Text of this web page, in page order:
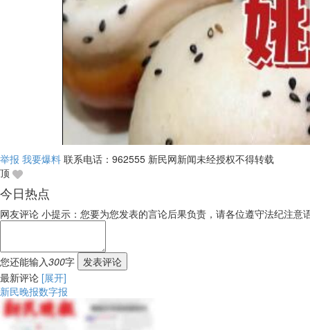
举报 我要爆料 联系电话：962555 新民网新闻未经授权不得转载
顶
今日热点
网友评论 小提示：您要为您发表的言论后果负责，请各位遵守法纪注意
您还能输入300字 发表评论
最新评论 [展开]
新民晚报数字报